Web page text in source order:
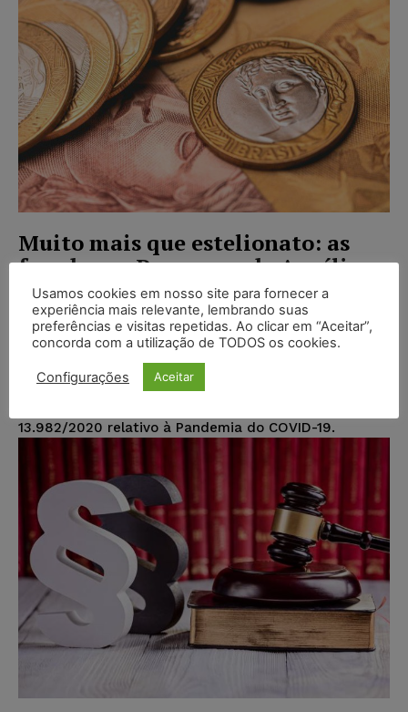
Muito mais que estelionato: as
fraudes ao Programa de Auxílio
Emergencial
ARTIGOS Jean Colbert Dias - 20/01/2021
O presente artigo trata de pesquisa acerca das
fraudes constatadas no recebimento de valores
oriundos do auxílio emergencial prestado pelo
13.982/2020 relativo à Pandemia do COVID-19.
Usamos cookies em nosso site para fornecer a
experiência mais relevante, lembrando suas
preferências e visitas repetidas. Ao clicar em “Aceitar”,
concorda com a utilização de TODOS os cookies.
Configurações Aceitar